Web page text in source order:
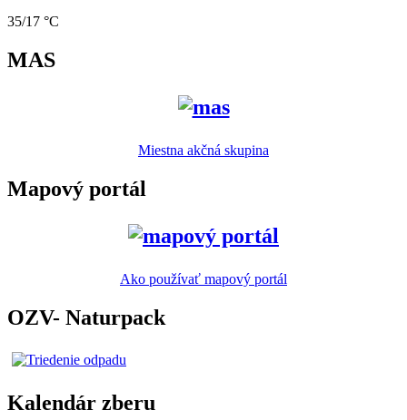
35/17 °C
MAS
Miestna akčná skupina
Mapový portál
Ako používať mapový portál
OZV- Naturpack
Kalendár zberu